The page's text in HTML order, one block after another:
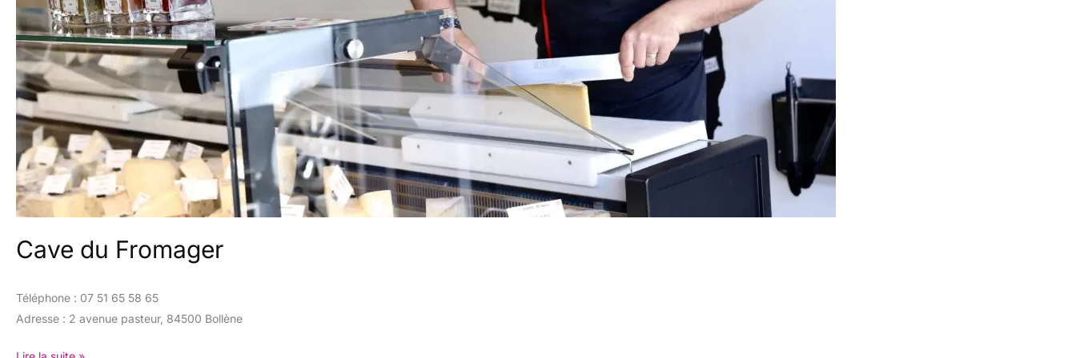
Cave du Fromager
Téléphone : 07 51 65 58 65
Adresse : 2 avenue pasteur, 84500 Bollène